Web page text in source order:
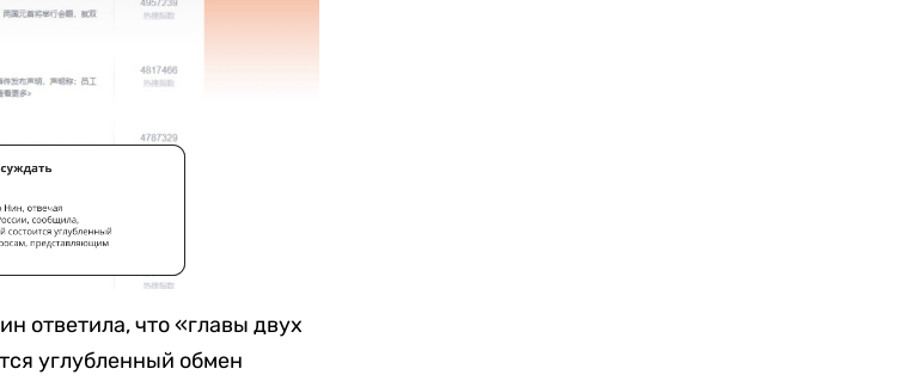
ответила, что «главы двух
углубленный обмен